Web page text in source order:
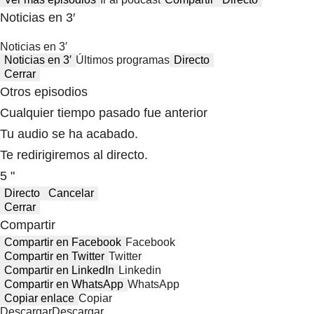
Noticias en 3′
Noticias en 3′
Noticias en 3′ Últimos programas Directo
Cerrar
Otros episodios
Cualquier tiempo pasado fue anterior
Tu audio se ha acabado.
Te redirigiremos al directo.
5 "
Directo
Cancelar
Cerrar
Compartir
Compartir en Facebook Facebook
Compartir en Twitter Twitter
Compartir en LinkedIn Linkedin
Compartir en WhatsApp WhatsApp
Copiar enlace Copiar